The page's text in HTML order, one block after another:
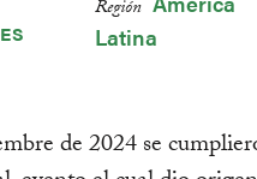
Región
Latina
de 2024 se